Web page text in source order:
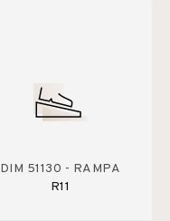
DIM 51130 - RAMPA
R11